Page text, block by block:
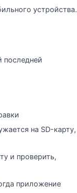
устройства.
последней
на SD-карту,
и проверить,
приложение